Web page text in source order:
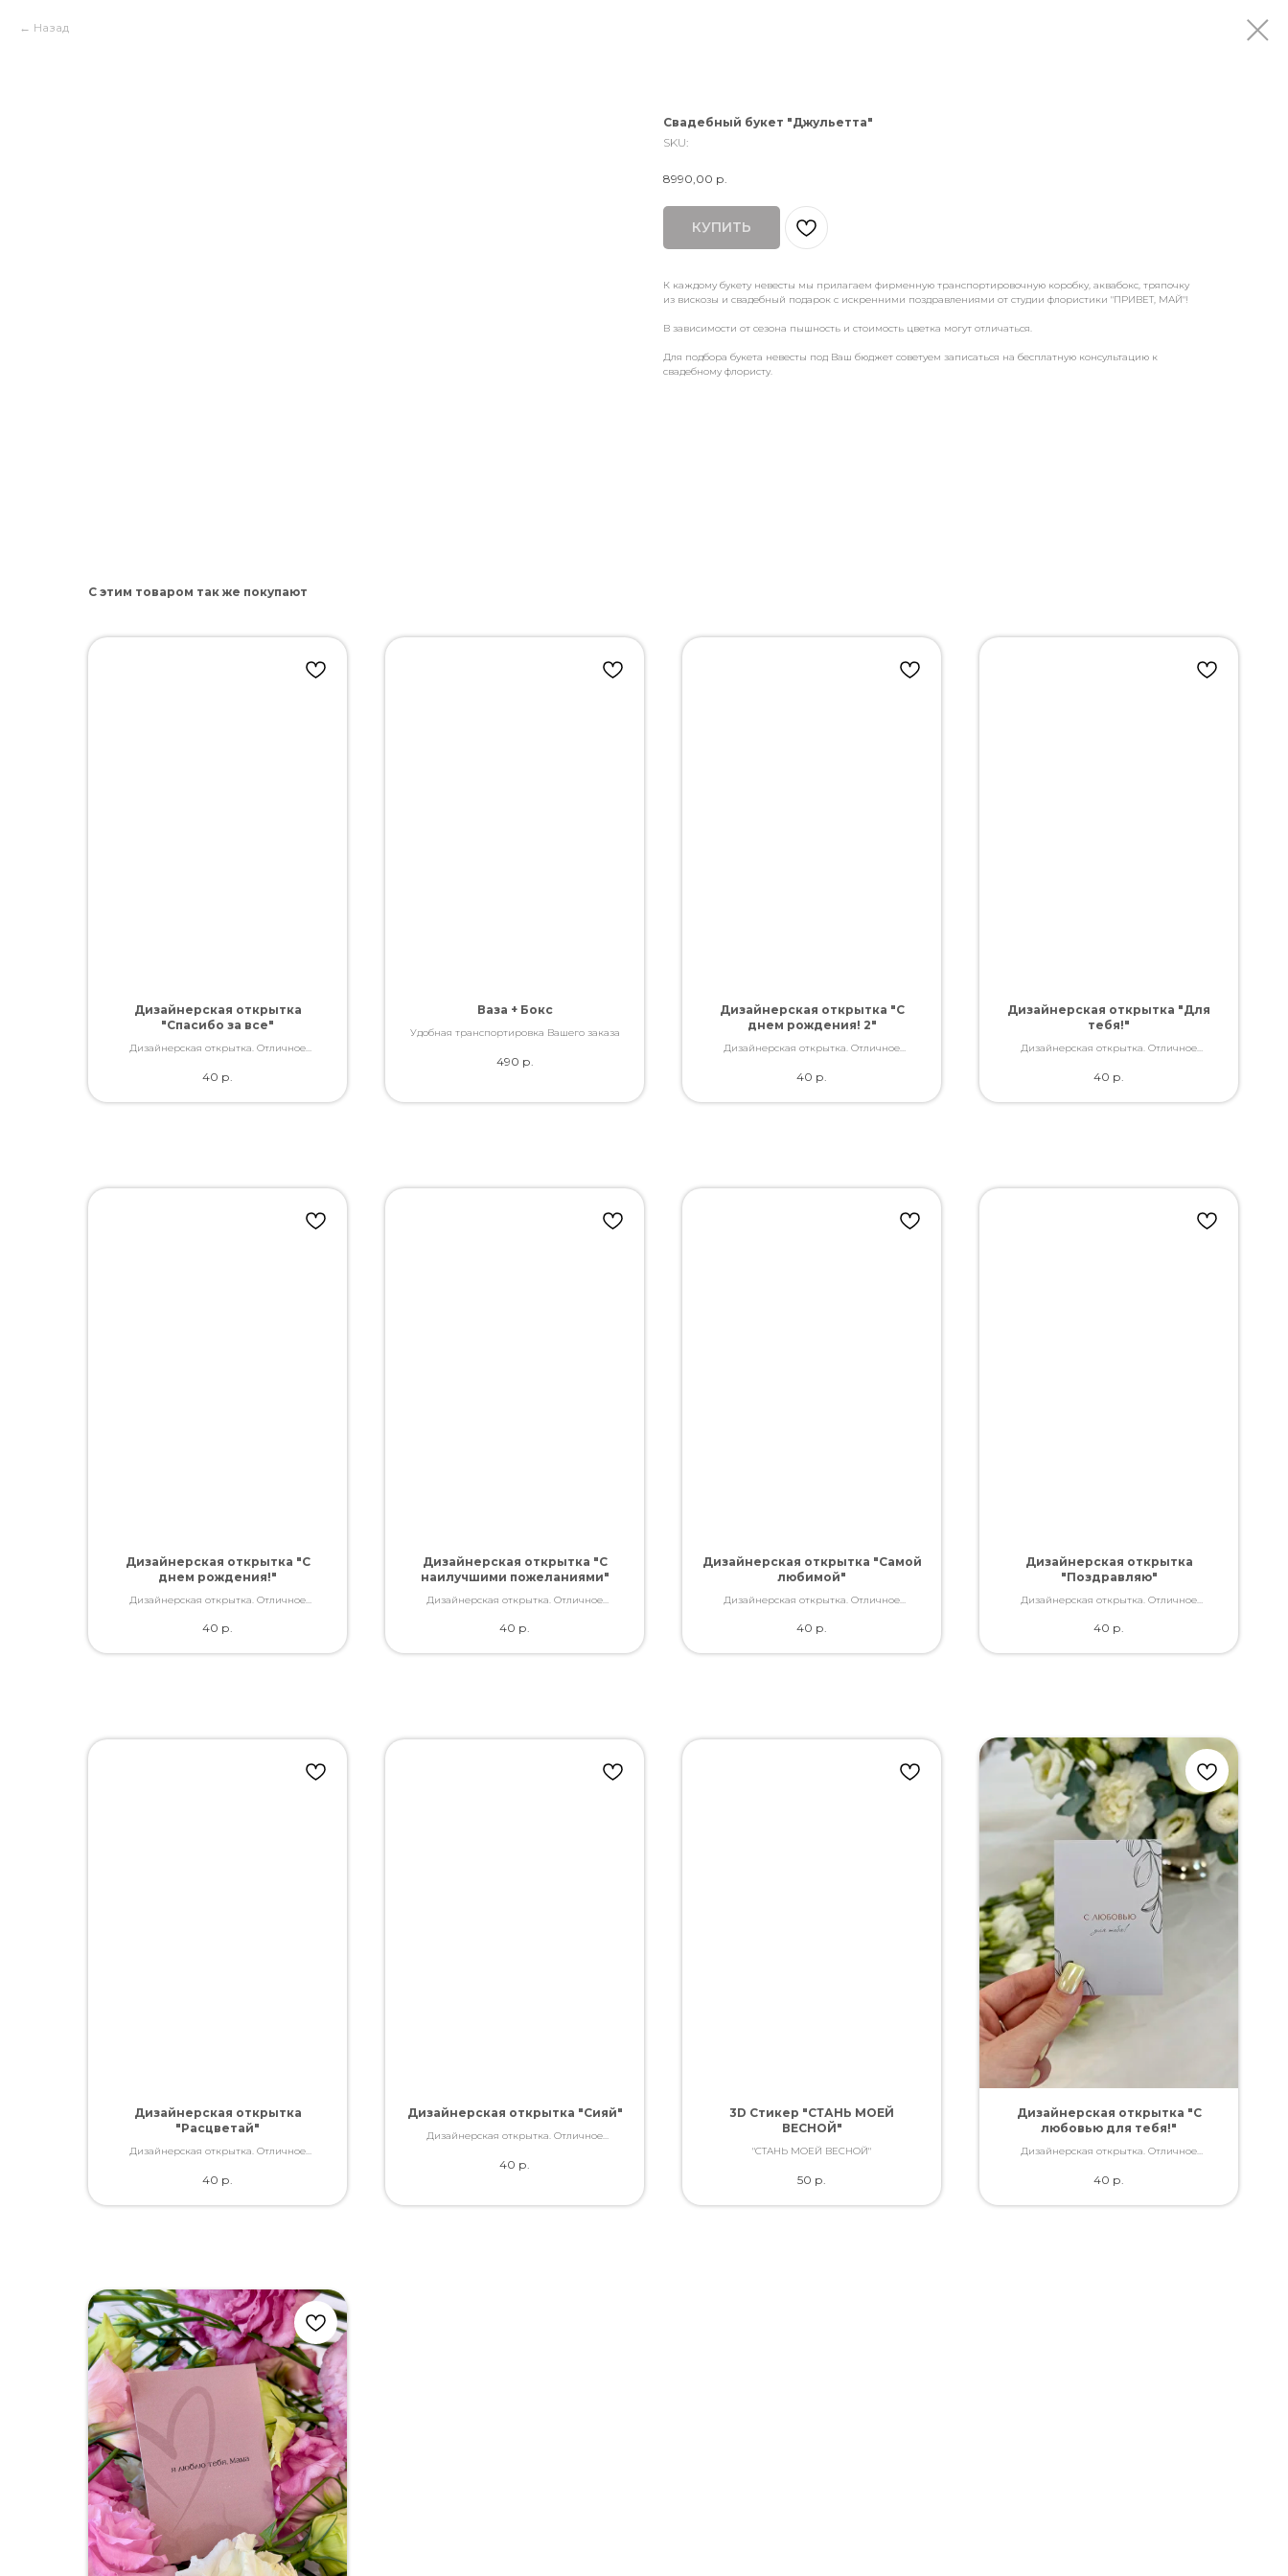
Назад
Свадебный букет "Джульетта"
SKU:
8990,00 р.
КУПИТЬ
К каждому букету невесты мы прилагаем фирменную транспортировочную коробку, аквабокс, тряпочку
из вискозы и свадебный подарок с искренними поздравлениями от студии флористики "ПРИВЕТ, МАЙ"!
В зависимости от сезона пышность и стоимость цветка могут отличаться.
Для подбора букета невесты под Ваш бюджет советуем записаться на бесплатную консультацию к
свадебному флористу.
С этим товаром так же покупают
Дизайнерская открытка
"Спасибо за все"
Дизайнерская открытка. Отличное
Вы так хотели сказать.
40 р.
Ваза + Бокс
Удобная транспортировка Вашего заказа
490 р.
Дизайнерская открытка "С
днем рождения! 2"
Дизайнерская открытка. Отличное
Вы так хотели сказать.
40 р.
Дизайнерская открытка "Для
тебя!"
Дизайнерская открытка. Отличное
Вы так хотели сказать.
40 р.
Дизайнерская открытка "С
днем рождения!"
Дизайнерская открытка. Отличное
Вы так хотели сказать.
40 р.
Дизайнерская открытка "С
наилучшими пожеланиями"
Дизайнерская открытка. Отличное
Вы так хотели сказать.
40 р.
Дизайнерская открытка "Самой
любимой"
Дизайнерская открытка. Отличное
Вы так хотели сказать.
40 р.
Дизайнерская открытка
"Поздравляю"
Дизайнерская открытка. Отличное
Вы так хотели сказать.
40 р.
Дизайнерская открытка
"Расцветай"
Дизайнерская открытка. Отличное
Вы так хотели сказать.
40 р.
Дизайнерская открытка "Сияй"
Дизайнерская открытка. Отличное
Вы так хотели сказать.
40 р.
3D Стикер "СТАНЬ МОЕЙ
ВЕСНОЙ"
"СТАНЬ МОЕЙ ВЕСНОЙ"
50 р.
Дизайнерская открытка "С
любовью для тебя!"
Дизайнерская открытка. Отличное
Вы так хотели сказать.
40 р.